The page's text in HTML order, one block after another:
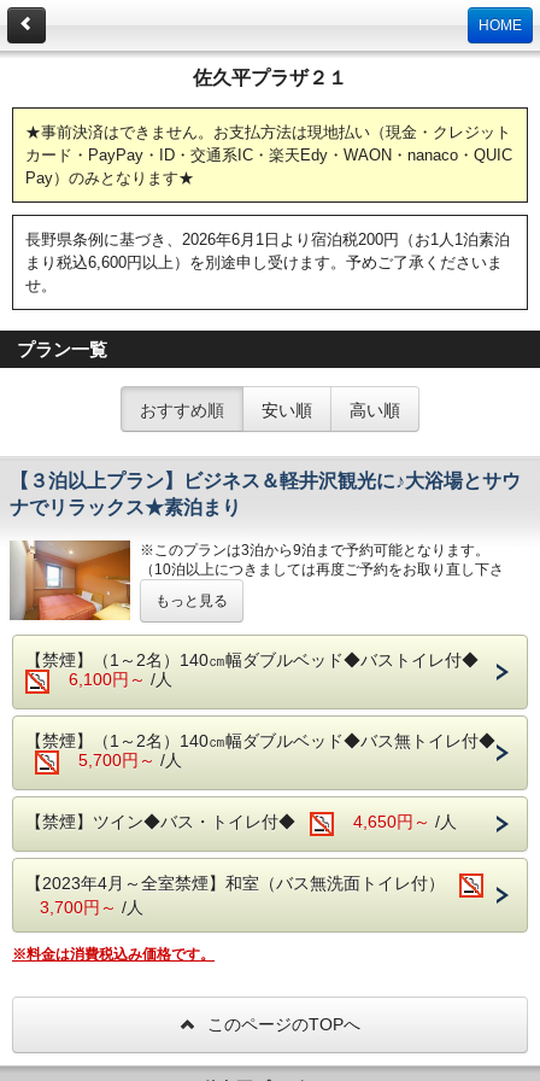
HOME
佐久平プラザ２１
★事前決済はできません。お支払方法は現地払い（現金・クレジット
カード・PayPay・ID・交通系IC・楽天Edy・WAON・nanaco・QUIC
Pay）のみとなります★
長野県条例に基づき、2026年6月1日より宿泊税200円（お1人1泊素泊
まり税込6,600円以上）を別途申し受けます。予めご了承くださいま
せ。
プラン一覧
おすすめ順 安い順 高い順
【３泊以上プラン】ビジネス＆軽井沢観光に♪大浴場とサウ
ナでリラックス★素泊まり
※このプランは3泊から9泊まで予約可能となります。
（10泊以上につきましては再度ご予約をお取り直し下さ
■□■━━ここで選んで！ポイント━━■□■
しかもチェックイン当日は 13時から利用可！
●浴衣・バスタオル貸出無料
タオル使い放題！フロントにて何度でも交換OK！
●全室ウォシュレット完備
●ズボンプレッサー・アイロン・ライトスタンド・加湿器貸
●平面駐車場200台無料（予約不要）
●周辺飲食店充実
もっと見る
【禁煙】（1～2名）140㎝幅ダブルベッド◆バストイレ付◆
6,100円～ /人
【禁煙】（1～2名）140㎝幅ダブルベッド◆バス無トイレ付◆
5,700円～ /人
【禁煙】ツイン◆バス・トイレ付◆ 4,650円～ /人
【2023年4月～全室禁煙】和室（バス無洗面トイレ付）
3,700円～ /人
※料金は消費税込み価格です。
このページのTOPへ